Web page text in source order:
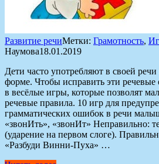
Развитие речиМетки: Грамотность,
Наумова18.01.2019
Дети часто употребляют в своей
форме. Чтобы исправить эти
в весёлые игры, которые позволят
речевые правила. 10 игр для
грамматических ошибок в речи
«звонИть», «звонИт» Неправильно:
(ударение на первом слоге).
«Разбуди Винни-Пуха» …